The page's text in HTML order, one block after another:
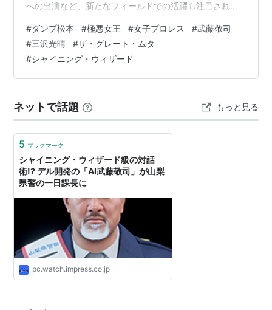
への出演など、新たなフィールドでの活躍も注目されて
ア、映画出演の裏話、引退後の活動や未来への展望につ
いて詳しくご紹介します。 これまでの功績とこれからの
挑戦に迫りながら、武藤敬司さんの魅力を再発見してみ
ませんか？ 武藤敬司の輝かしいプロレス人生 武藤敬司さ
あり、その卓越した技術とカリスマ性…
#ダンプ松本 #極悪女王 #女子プロレス #武藤敬司
#三沢光晴 #ザ・グレート・ムタ
#シャイニング・ウィザード
ネットで話題 もっと見る
5 ブックマーク
シャイニング・ウィザード級の対話
術!? デル開発の「AI武藤敬司」が山梨
県警の一日課長に
pc.watch.impress.co.jp